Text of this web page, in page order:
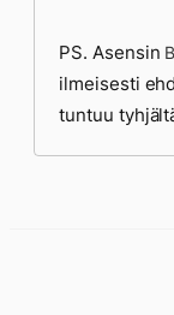
PS. Asensin
ilmeisesti
tuntuu